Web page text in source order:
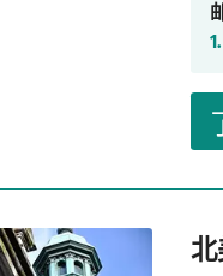
1.
北